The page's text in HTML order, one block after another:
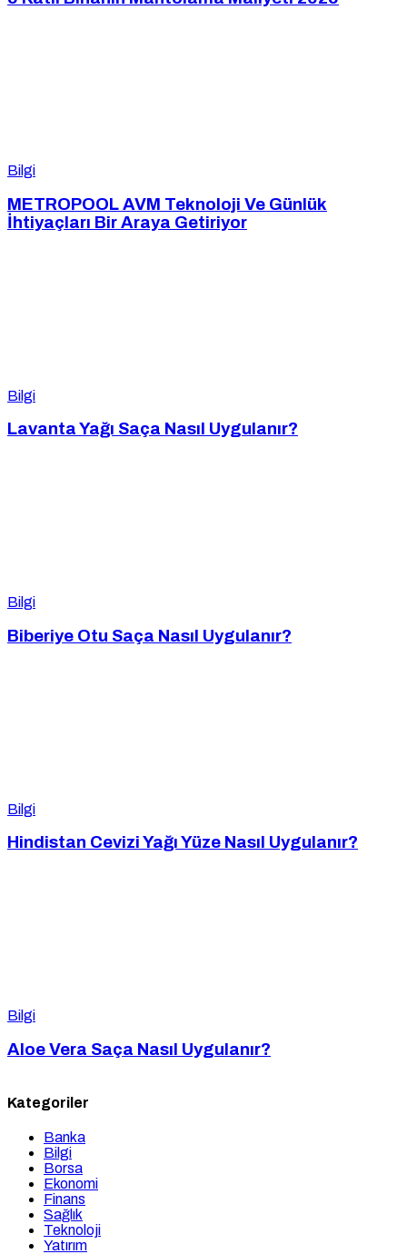
Bilgi
METROPOOL AVM Teknoloji Ve Günlük
İhtiyaçları Bir Araya Getiriyor
Bilgi
Lavanta Yağı Saça Nasıl Uygulanır?
Bilgi
Biberiye Otu Saça Nasıl Uygulanır?
Bilgi
Hindistan Cevizi Yağı Yüze Nasıl Uygulanır?
Bilgi
Aloe Vera Saça Nasıl Uygulanır?
Kategoriler
Banka
Bilgi
Borsa
Ekonomi
Finans
Sağlık
Teknoloji
Yatırım